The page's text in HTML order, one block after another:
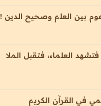
بين العلم وصحيح الدين !
العلماء، فتقبل الملا
في القرآن الكريم